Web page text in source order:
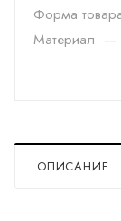
Форма
Материал —
ОПИСАНИЕ